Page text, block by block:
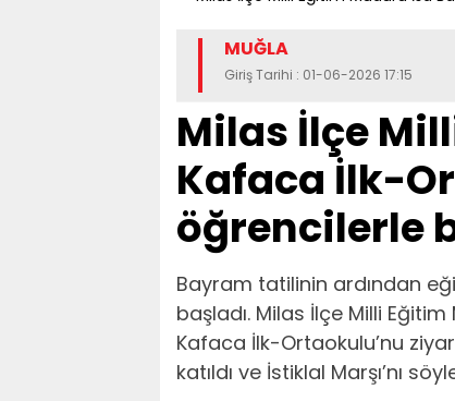
MUĞLA
Giriş Tarihi : 01-06-2026 17:15
Milas İlçe
Kafaca İlk-
öğrencilerle
Bayram tatilinin ardından
başladı. Milas İlçe Milli
Kafaca İlk-Ortaokulu’nu
katıldı ve İstiklal Marşı’nı